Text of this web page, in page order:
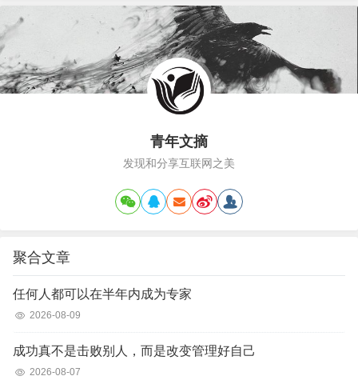
青年文摘
发现和分享互联网之美
聚合文章
任何人都可以在半年内成为专家
2026-08-09
成功真不是击败别人，而是改变管理好自己
2026-08-07